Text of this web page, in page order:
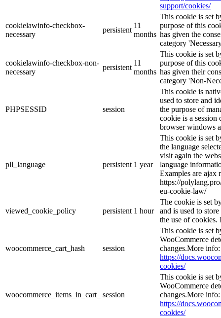
support/cookies/
cookielawinfo-checkbox-
necessary
persistent
11
months
This cookie is set
purpose of this
has given the
category
cookielawinfo-checkbox-non-
necessary
persistent
11
months
This cookie is set
purpose of this
has given their
category 'Non-
PHPSESSID session
This cookie is
used to store and
the purpose of
cookie is a session
browser windows
pll_language persistent 1 year
This cookie is set
the language
visit again the
language
Examples are ajax
https://
eu-cookie-law/
viewed_cookie_policy persistent 1 hour
The cookie is set
and is used to
the use of cookies.
woocommerce_cart_hash session
This cookie is set
WooCommerce
changes.More info:
https://
cookies/
woocommerce_items_in_cart_ session
This cookie is set
WooCommerce
changes.More info:
https://
cookies/